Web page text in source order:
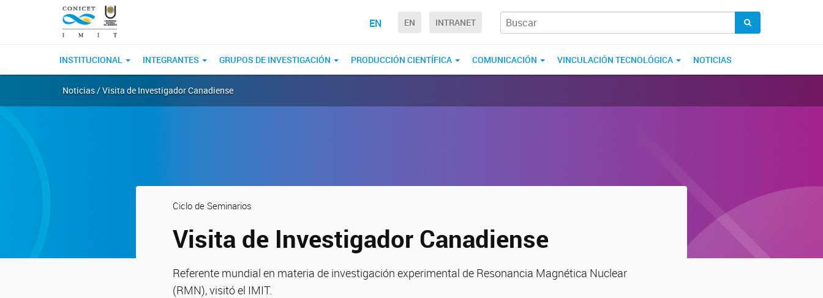
EN EN INTRANET
INSTITUCIONAL INTEGRANTES GRUPOS DE INVESTIGACIÓN PRODUCCIÓN CIENTÍFICA COMUNICACIÓN VINCULACIÓN TECNOLÓGICA NOTICIAS
Noticias / Visita de Investigador Canadiense
Ciclo de Seminarios
Visita de Investigador Canadiense
Referente mundial en materia de investigación experimental de Resonancia Magnética Nuclear
(RMN), visitó el IMIT.